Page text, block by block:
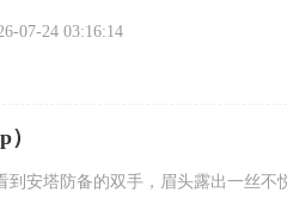
07-24 03:16:14
到安塔防备的双手，眉头露出一丝不